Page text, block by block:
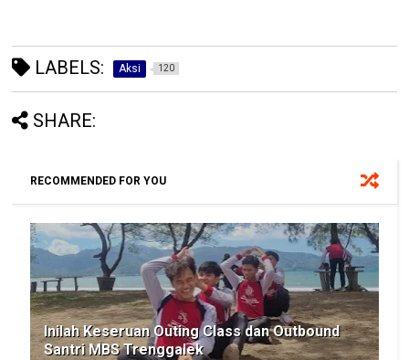
LABELS: Aksi 120
SHARE:
RECOMMENDED FOR YOU
Inilah Keseruan Outing Class dan Outbound
Santri MBS Trenggalek